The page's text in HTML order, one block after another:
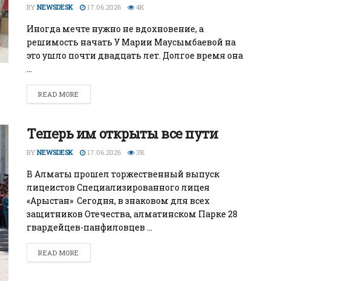
BY NEWSDESK 17.06.2026 4K
Иногда мечте нужно не вдохновение, а
решимость начать У Марии Маусымбаевой на
это ушло почти двадцать лет. Долгое время она
...
READ MORE
Теперь им открыты все пути
BY NEWSDESK 17.06.2026 3K
В Алматы прошел торжественный выпуск
лицеистов Специализированного лицея
«Арыстан» Сегодня, в знаковом для всех
защитников Отечества, алматинском Парке 28
гвардейцев-панфиловцев ...
READ MORE